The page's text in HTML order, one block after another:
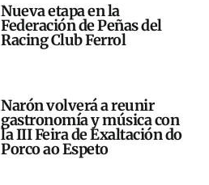
Nueva etapa en la
Federación de Peñas del
Racing Club Ferrol
Narón volverá a reunir
gastronomía y música con
la III Feira de Exaltación do
Porco ao Espeto